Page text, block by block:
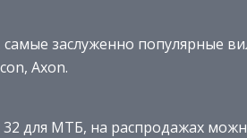
заслуженно популярные
Axon.
32 для МТБ, на распродажах